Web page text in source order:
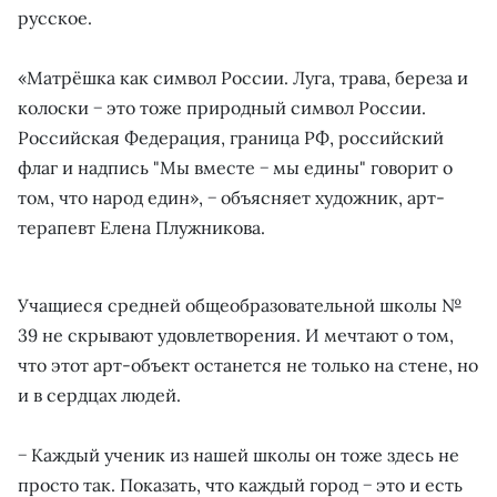
русское.
«Матрёшка как символ России. Луга, трава, береза и
колоски − это тоже природный символ России.
Российская Федерация, граница РФ, российский
флаг и надпись "Мы вместе − мы едины" говорит о
том, что народ един», − объясняет художник, арт-
терапевт Елена Плужникова.
Учащиеся средней общеобразовательной школы №
39 не скрывают удовлетворения. И мечтают о том,
что этот арт-объект останется не только на стене, но
и в сердцах людей.
− Каждый ученик из нашей школы он тоже здесь не
просто так. Показать, что каждый город − это и есть